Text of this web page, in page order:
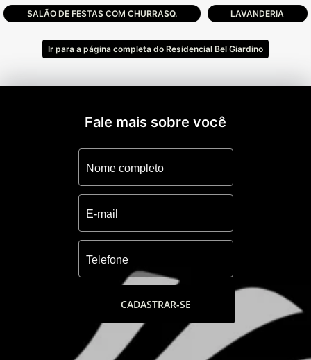
SPACE, GOURMET1, GOURMET2, ACADEMIA
SOLARIUM, TERRAÇO, ESPAÇO DO
CHIMARRÃO.
Escolha a opção de apartamento que mais
melhor localização de Capão da Canoa.
Apartamentos com 2 e 3 dormitórios com
acabamentos de alto padrão, churrasqueira,
SALÃO DE FESTAS COM CHURRASQ. LAVANDERIA
Ir para a página completa do Residencial Bel Giardino
Fale mais sobre você
CADASTRAR-SE